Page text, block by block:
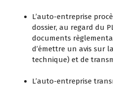
L’auto-entreprise
dossier, au regard du
documents
d’émettre un avis sur
technique) et de
L’auto-entreprise